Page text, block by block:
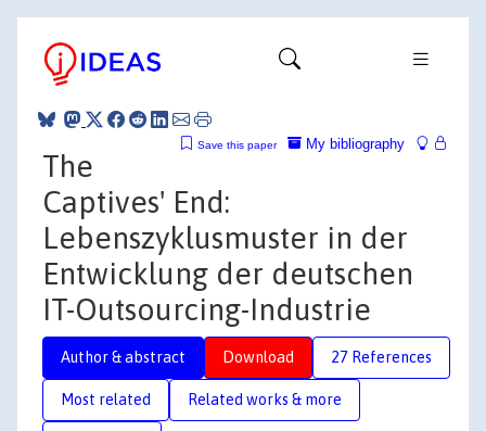
My bibliography
Save this paper
The
Captives' End:
Lebenszyklusmuster in der
Entwicklung der deutschen
IT-Outsourcing-Industrie
Author & abstract Download 27 References
Most related Related works & more